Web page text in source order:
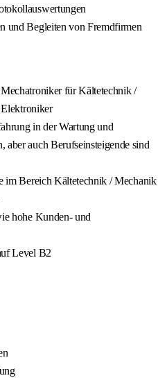
und Begleiten von Fremdfirmen
für Kältetechnik /
in der Wartung und
aber auch Berufseinsteigende sind
im Bereich Kältetechnik / Mechanik
hohe Kunden- und
Level B2